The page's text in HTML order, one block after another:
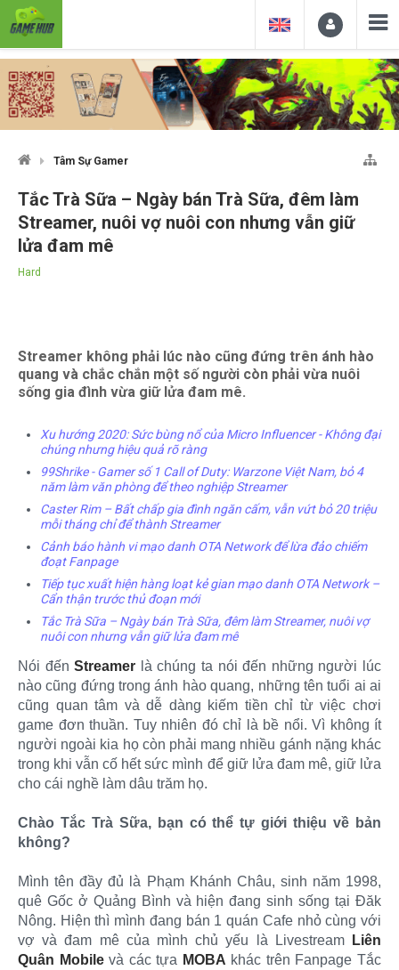
Tâm Sự Gamer
Tắc Trà Sữa – Ngày bán Trà Sữa, đêm làm
Streamer, nuôi vợ nuôi con nhưng vẫn giữ
lửa đam mê
Hard
Streamer không phải lúc nào cũng đứng trên ánh hào
quang và chắc chắn một số người còn phải vừa nuôi
sống gia đình vừa giữ lửa đam mê.
Xu hướng 2020: Sức bùng nổ của Micro Influencer - Không đại
chúng nhưng hiệu quả rõ ràng
99Shrike - Gamer số 1 Call of Duty: Warzone Việt Nam, bỏ 4
năm làm văn phòng để theo nghiệp Streamer
Caster Rim – Bất chấp gia đình ngăn cấm, vẫn vứt bỏ 20 triệu
mỗi tháng chỉ để thành Streamer
Cảnh báo hành vi mạo danh OTA Network để lừa đảo chiếm
đoạt Fanpage
Tiếp tục xuất hiện hàng loạt kẻ gian mạo danh OTA Network –
Cẩn thận trước thủ đoạn mới
Tắc Trà Sữa – Ngày bán Trà Sữa, đêm làm Streamer, nuôi vợ
nuôi con nhưng vẫn giữ lửa đam mê
Nói đếnStreamer là chúng ta nói đến những người lúc
nào cũng đứng trong ánh hào quang, những tên tuổi ai ai
cũng quan tâm và dễ dàng kiếm tiền chỉ từ việc chơi
game đơn thuần. Tuy nhiên đó chỉ là bề nổi. Vì không ít
người ngoài kia họ còn phải mang nhiều gánh nặng khác
trong khi vẫn cố hết sức mình để giữ lửa đam mê, giữ lửa
cho cái nghề làm dâu trăm họ.
Chào Tắc Trà Sữa, bạn có thể tự giới thiệu về bản
không?
Mình tên đầy đủ là Phạm Khánh Châu, sinh năm 1998,
quê Gốc ở Quảng Bình và hiện đang sinh sống tại Đăk
Nông. Hiện thì mình đang bán 1 quán Cafe nhỏ cùng với
vợ và đam mê của mình chủ yếu là Livestream
Liên
Quân Mobilevà các tựa MOBA khác trên Fanpage Tắc